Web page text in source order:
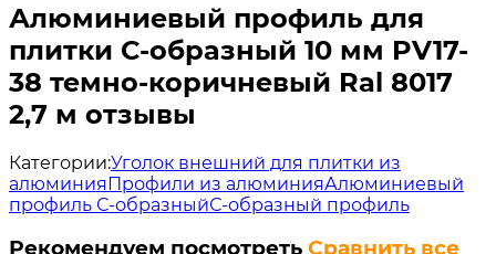
Алюминиевый профиль для
плитки С-образный 10 мм PV17-
38 темно-коричневый Ral 8017
2,7 м отзывы
Категории:Уголок внешний для плитки из
алюминияПрофили из алюминияАлюминиевый
профиль С-образныйС-образный профиль
Рекомендуем посмотреть Сравнить все